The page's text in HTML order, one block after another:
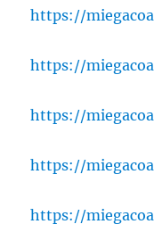
https://
https://
https://
https://
https://